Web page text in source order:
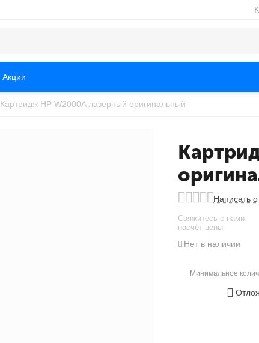
Акции
Картридж HP W2000A лазерный оригинальный
Написать
Свяжитесь с нами
насчёт цены
Нет в наличии
Минимальное